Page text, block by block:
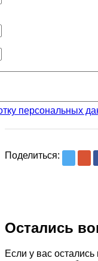
персональных
Поделиться:
Остались
Если у вас